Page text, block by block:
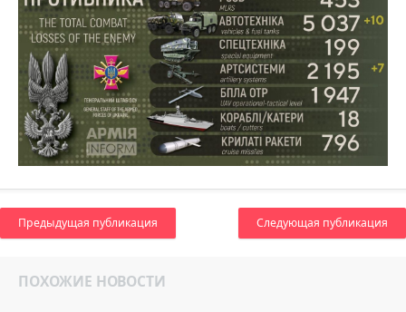
Предыдущая публикация Следующая публикация
ПОХОЖИЕ НОВОСТИ